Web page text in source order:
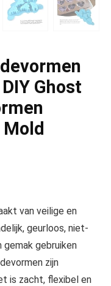
Ghost
van veilige en
geurloos, niet-
gebruiken
zijn
is zacht, flexibel en